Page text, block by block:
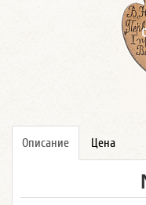
Описание Цена